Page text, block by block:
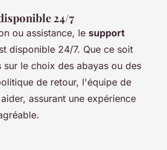
24/7
ou assistance, le support
disponible 24/7. Que ce soit
sur le choix des abayas ou des
de retour, l'équipe de
assurant une expérience